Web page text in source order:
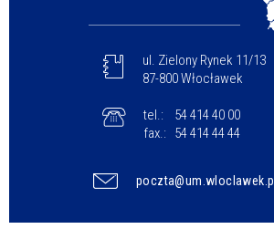
ul. Zielony Rynek 11/13
87-800 Włocławek
tel.:
54 414 40 00
fax.:
54 414 44 44
poczta@um.wloclawek.pl